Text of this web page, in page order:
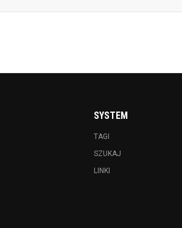
SYSTEM
TAGI
SZUKAJ
LINKI